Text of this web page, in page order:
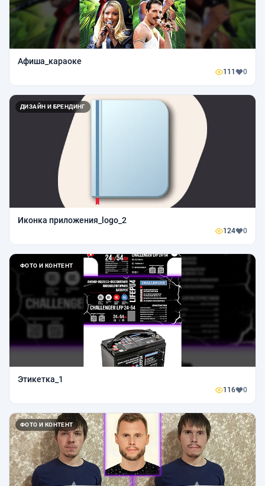
Афиша_караоке
111 0
ДИЗАЙН И БРЕНДИНГ
Иконка приложения_logo_2
124 0
ФОТО И КОНТЕНТ
Этикетка_1
116 0
ФОТО И КОНТЕНТ